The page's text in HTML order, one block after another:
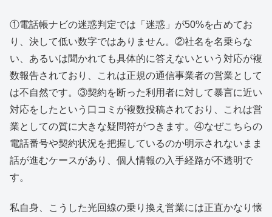
①電話帳ナビの迷惑判定では「迷惑」が50%を占めてお
り、決して低い数字ではありません。②社名を名乗らな
い、あるいは聞かれても具体的に答えないという対応が複
数報告されており、これは正規の通信事業者の営業として
は不自然です。③契約を断った利用者に対して暴言に近い
対応をしたという口コミが複数投稿されており、これは営
業としての質に大きな疑問符がつきます。④なぜこちらの
電話番号や契約状況を把握しているのか明示されないまま
話が進むケースがあり、個人情報の入手経路が不透明で
す。
私自身、こうした光回線の乗り換え営業には正直かなり懐